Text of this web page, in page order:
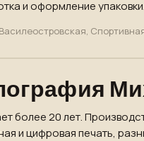
и оформление упаковки.
Василеостровская,
более 20 лет.
и цифровая печать,